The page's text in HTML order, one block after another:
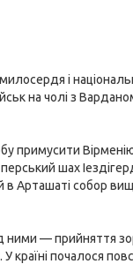
і
на чолі з
примусити
шах
Арташаті собор
ними — прийняття
У країні почалося